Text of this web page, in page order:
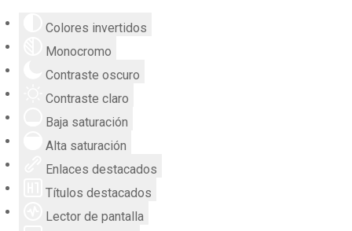
Colores invertidos
Monocromo
Contraste oscuro
Contraste claro
Baja saturación
Alta saturación
Enlaces destacados
Títulos destacados
Lector de pantalla